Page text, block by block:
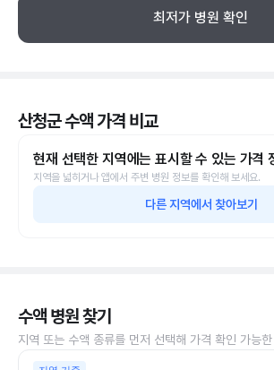
최저가 병원 확인
산청군 수액 가격 비교
현재 선택한 지역에는 표시할 수 있는 가격
지역을 넓히거나 앱에서 주변 병원 정보를 확인해 보세요.
다른 지역에서 찾아보기
수액 병원 찾기
지역 또는 수액 종류를 먼저 선택해 가격 확인 가능